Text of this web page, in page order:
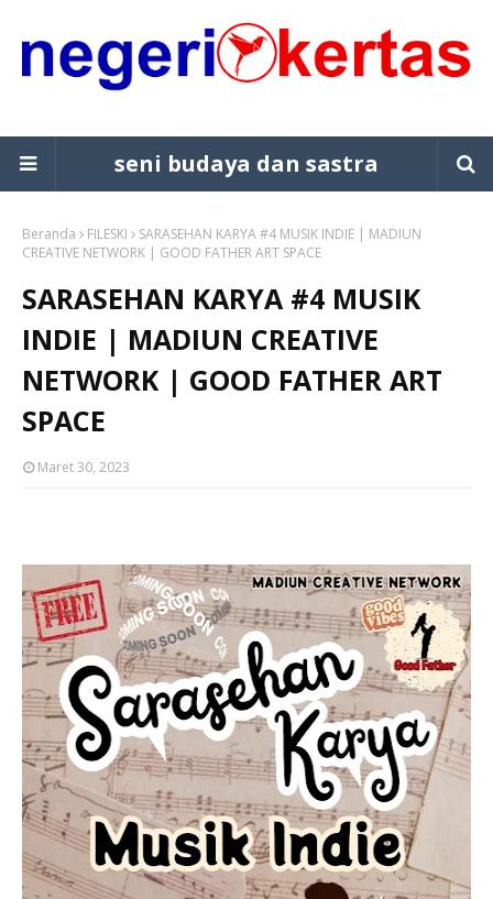
seni budaya dan sastra
Beranda FILESKI
SARASEHAN KARYA #4 MUSIK INDIE | MADIUN
CREATIVE NETWORK | GOOD FATHER ART SPACE
SARASEHAN KARYA #4 MUSIK
INDIE | MADIUN CREATIVE
NETWORK | GOOD FATHER ART
SPACE
Maret 30, 2023